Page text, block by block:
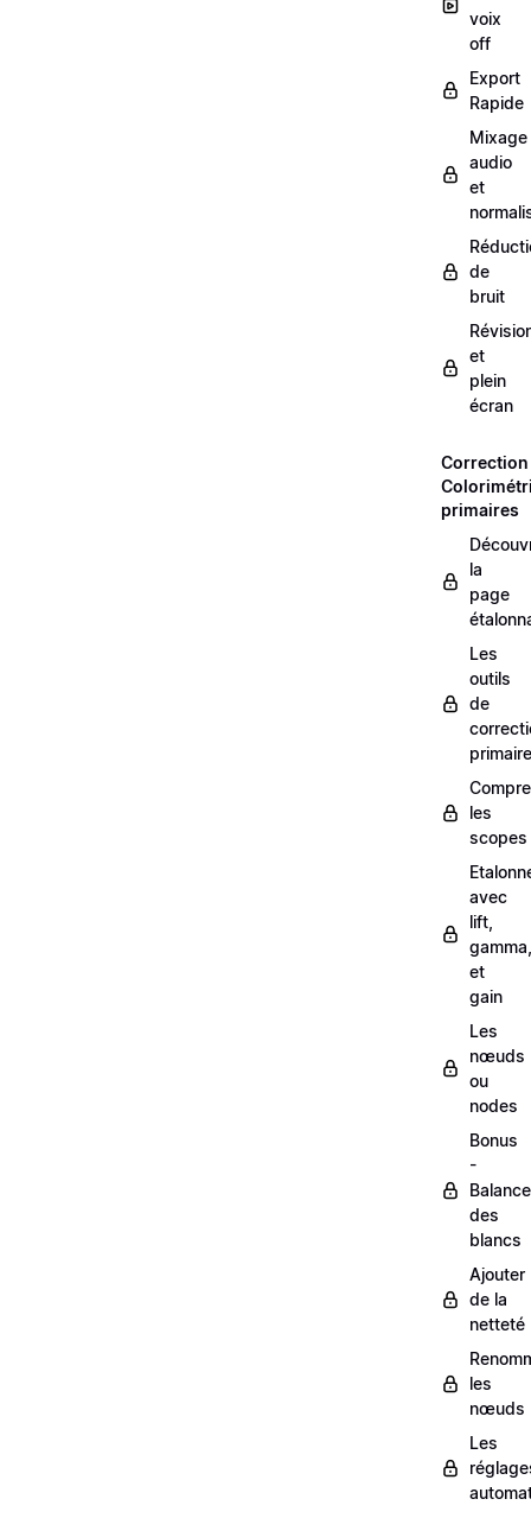
voix
off
Export
Rapide
Mixage
audio
et
de
bruit
et
plein
écran
Correction
primaires
la
page
Les
outils
de
les
scopes
avec
lift,
gamma,
et
gain
Les
nœuds
ou
nodes
Bonus
-
Balance
des
blancs
Ajouter
de la
netteté
les
nœuds
Les